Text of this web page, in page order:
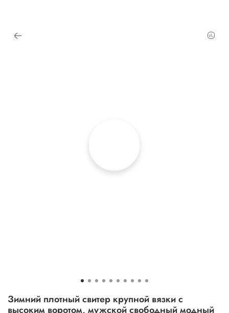
Зимний плотный свитер крупной вязки с
высоким воротом, мужской свободный модный